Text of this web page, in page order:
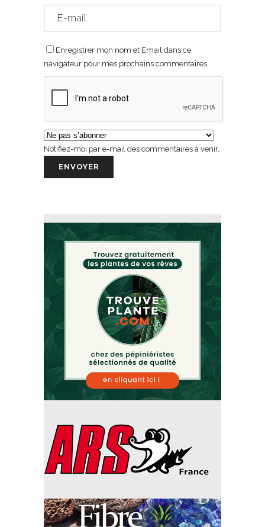
Enregistrer mon nom et Email dans ce
navigateur pour mes prochains commentaires.
Notifiez-moi par e-mail des commentaires à venir.